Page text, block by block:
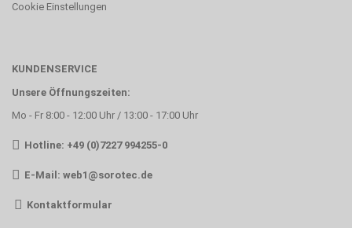
Cookie Einstellungen
KUNDENSERVICE
Unsere Öffnungszeiten:
Mo - Fr 8:00 - 12:00 Uhr / 13:00 - 17:00 Uhr
Hotline: +49 (0)7227 994255-0
E-Mail: web1@sorotec.de
Kontaktformular